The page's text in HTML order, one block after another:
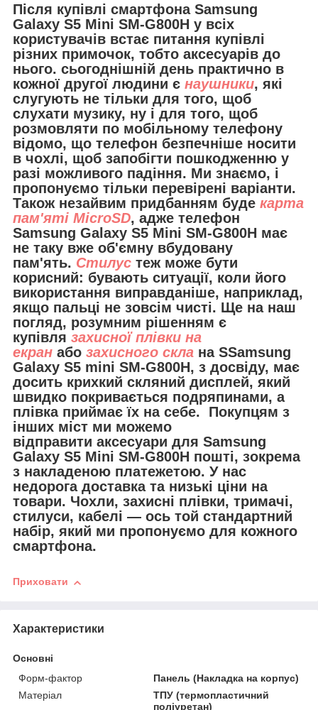
Після купівлі смартфона Samsung
Galaxy S5 Mini SM-G800H у всіх
користувачів встає питання купівлі
різних примочок, тобто аксесуарів до
нього. сьогоднішній день практично в
кожної другої людини є наушники, які
слугують не тільки для того, щоб
слухати музику, ну і для того, щоб
розмовляти по мобільному телефону
відомо, що телефон безпечніше носити
в чохлі, щоб запобігти пошкодженню у
разі можливого падіння. Ми знаємо, і
пропонуємо тільки перевірені варіанти.
Також незайвим придбанням буде карта
пам'яті MicroSD, адже телефон
Samsung Galaxy S5 Mini SM-G800H має
не таку вже об'ємну вбудовану
пам'ять. Стилус теж може бути
корисний: бувають ситуації, коли його
використання виправданіше, наприклад,
якщо пальці не зовсім чисті. Ще на наш
погляд, розумним рішенням є
купівля захисної плівки на
екран або захисного скла на SSamsung
Galaxy S5 mini SM-G800H, з досвіду, має
досить крихкий скляний дисплей, який
швидко покривається подряпинами, а
плівка приймає їх на себе. Покупцям з
інших міст ми можемо
відправити аксесуари для Samsung
Galaxy S5 Mini SM-G800H пошті, зокрема
з накладеною платежетою. У нас
недорога доставка та низькі ціни на
товари. Чохли, захисні плівки, тримачі,
стилуси, кабелі — ось той стандартний
набір, який ми пропонуємо для кожного
смартфона.
Приховати
Характеристики
Основні
Форм-фактор
Панель (Накладка на корпус)
Матеріал
ТПУ (термопластичний
поліуретан)